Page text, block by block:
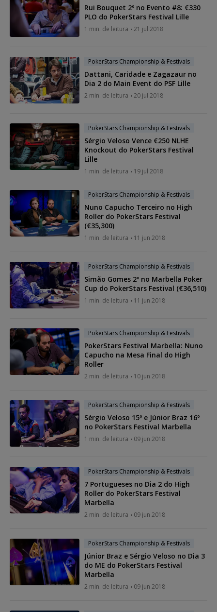
Rui Bouquet 2º no Evento #8: €330
PLO do PokerStars Festival Lille
1 min. de leitura 21 jul 2018
PokerStars Championship & Festivals
Dattani, Caridade e Zagazaur no
Dia 2 do Main Event do PSF Lille
2 min. de leitura 20 jul 2018
PokerStars Championship & Festivals
Sérgio Veloso Vence €250 NLHE
Knockout do PokerStars Festival
Lille
1 min. de leitura 19 jul 2018
PokerStars Championship & Festivals
Nuno Capucho Terceiro no High
Roller do PokerStars Festival
(€35,300)
1 min. de leitura 11 jun 2018
PokerStars Championship & Festivals
Simão Gomes 2º no Marbella Poker
Cup do PokerStars Festival (€36,510)
1 min. de leitura 11 jun 2018
PokerStars Championship & Festivals
PokerStars Festival Marbella: Nuno
Capucho na Mesa Final do High
Roller
2 min. de leitura 10 jun 2018
PokerStars Championship & Festivals
Sérgio Veloso 15º e Júnior Braz 16º
no PokerStars Festival Marbella
1 min. de leitura 09 jun 2018
PokerStars Championship & Festivals
7 Portugueses no Dia 2 do High
Roller do PokerStars Festival
Marbella
2 min. de leitura 09 jun 2018
PokerStars Championship & Festivals
Júnior Braz e Sérgio Veloso no Dia 3
do ME do PokerStars Festival
Marbella
2 min. de leitura 09 jun 2018